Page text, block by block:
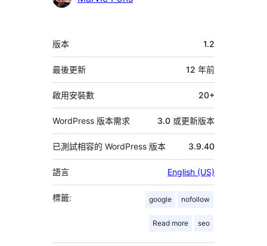
中
繼
資
料
版本 1.2
最後更新 12 年前
啟用安裝數 20+
WordPress 版本需求 3.0 或更新版本
已測試相容的 WordPress 版本 3.9.40
語言 English (US)
標籤: google nofollow
Read more seo